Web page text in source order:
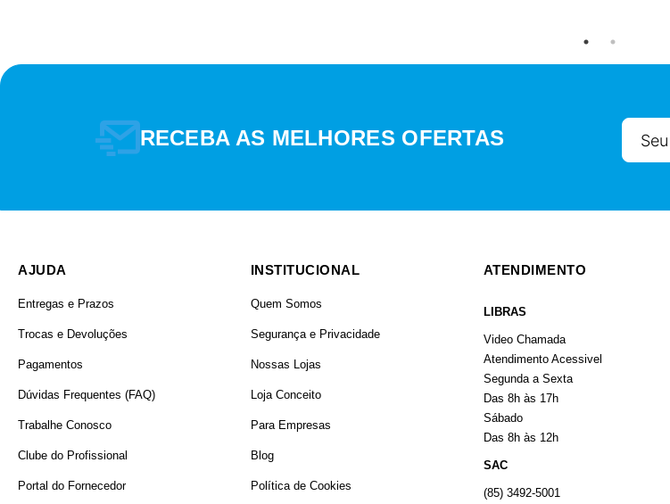
RECEBA AS MELHORES OFERTAS
AJUDA
Entregas e Prazos
Trocas e Devoluções
Pagamentos
Dúvidas Frequentes (FAQ)
Trabalhe Conosco
Clube do Profissional
Portal do Fornecedor
INSTITUCIONAL
Quem Somos
Segurança e Privacidade
Nossas Lojas
Loja Conceito
Para Empresas
Blog
Política de Cookies
ATENDIMENTO
LIBRAS
Video Chamada
Atendimento Acessivel
Segunda a Sexta
Das 8h às 17h
Sábado
Das 8h às 12h
SAC
(85) 3492-5001